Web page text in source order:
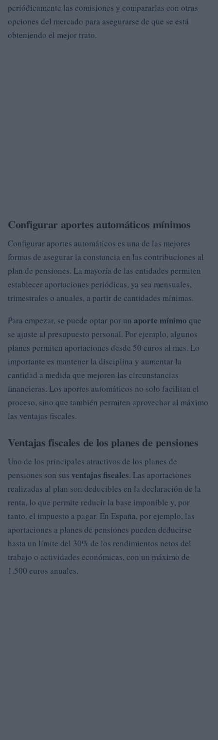
periódicamente las comisiones y compararlas con otras
opciones del mercado para asegurarse de que se está
obteniendo el mejor trato.
Configurar aportes automáticos mínimos
Configurar aportes automáticos es una de las mejores
formas de asegurar la constancia en las contribuciones al
plan de pensiones. La mayoría de las entidades permiten
establecer aportaciones periódicas, ya sea mensuales,
trimestrales o anuales, a partir de cantidades mínimas.
Para empezar, se puede optar por un aporte mínimo que
se ajuste al presupuesto personal. Por ejemplo, algunos
planes permiten aportaciones desde 50 euros al mes. Lo
importante es mantener la disciplina y aumentar la
cantidad a medida que mejoren las circunstancias
financieras. Los aportes automáticos no solo facilitan el
proceso, sino que también permiten aprovechar al máximo
las ventajas fiscales.
Ventajas fiscales de los planes de pensiones
Uno de los principales atractivos de los planes de
pensiones son sus ventajas fiscales. Las aportaciones
realizadas al plan son deducibles en la declaración de la
renta, lo que permite reducir la base imponible y, por
tanto, el impuesto a pagar. En España, por ejemplo, las
aportaciones a planes de pensiones pueden deducirse
hasta un límite del 30% de los rendimientos netos del
trabajo o actividades económicas, con un máximo de
1.500 euros anuales.